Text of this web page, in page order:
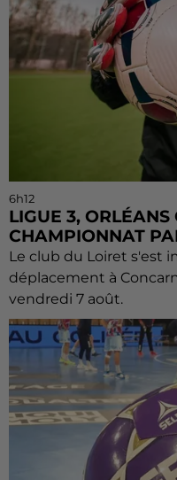
6h12
LIGUE 3, ORLÉANS
CHAMPIONNAT
Le club du Loiret s'est
déplacement à
vendredi 7 août.